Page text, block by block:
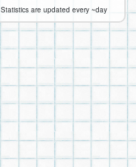
Statistics are updated every ~day